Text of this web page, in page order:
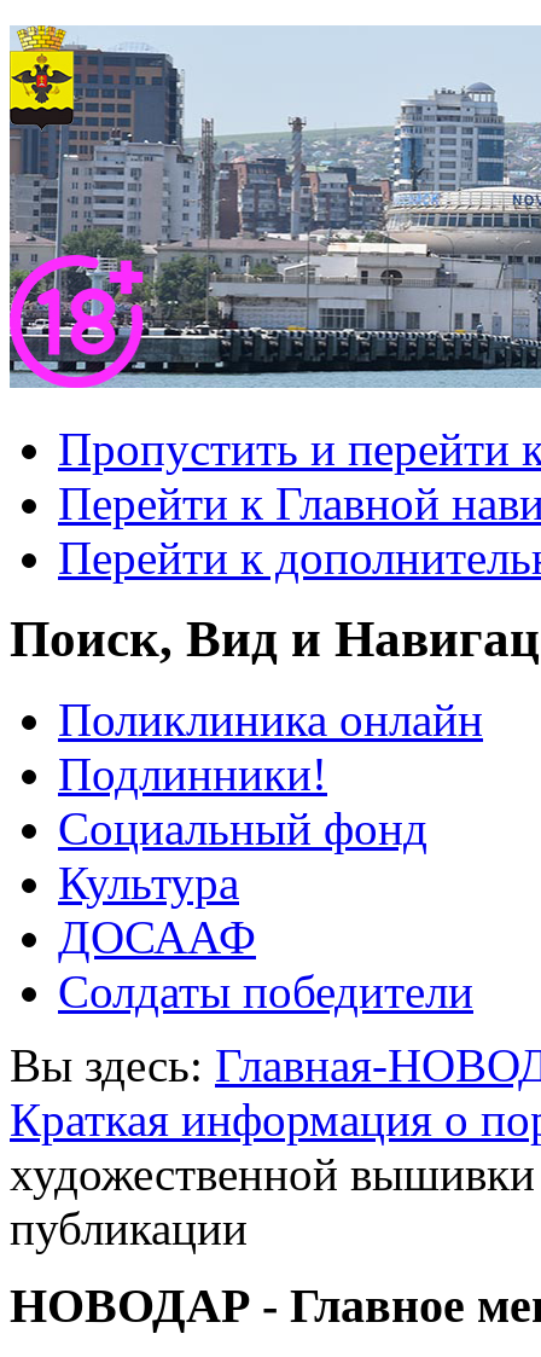
Пропустить и перейти
Перейти к Главной
Перейти к
Поиск, Вид и
Поликлиника онлайн
Подлинники!
Социальный фонд
Культура
ДОСААФ
Солдаты победители
Вы здесь: Главная-
Краткая информация о
художественной
публикации
НОВОДАР - Главное